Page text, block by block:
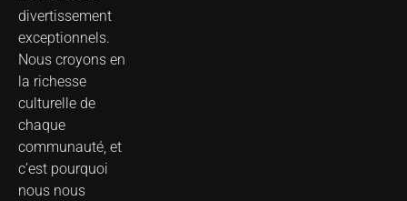
divertissement
exceptionnels.
Nous croyons en
la richesse
culturelle de
chaque
communauté, et
c’est pourquoi
nous nous